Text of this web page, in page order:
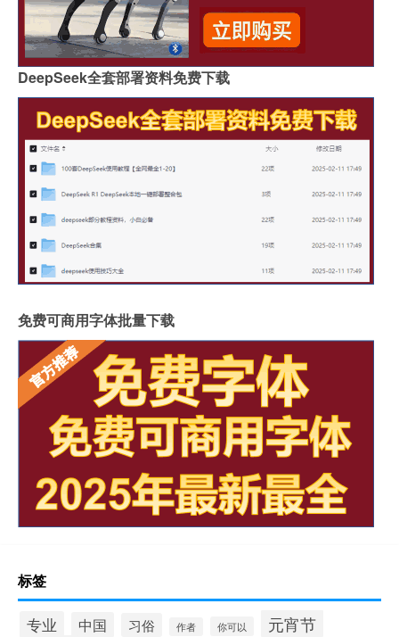
DeepSeek全套部署资料免费下载
免费可商用字体批量下载
标签
专业 中国 习俗 作者 你可以 元宵节